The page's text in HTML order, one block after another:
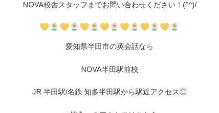
NOVA校舎スタッフまでお問い合わせください！(^^)/
愛知県半田市の英会話なら
NOVA半田駅前校
JR 半田駅/名鉄 知多半田駅から駅近アクセス◎